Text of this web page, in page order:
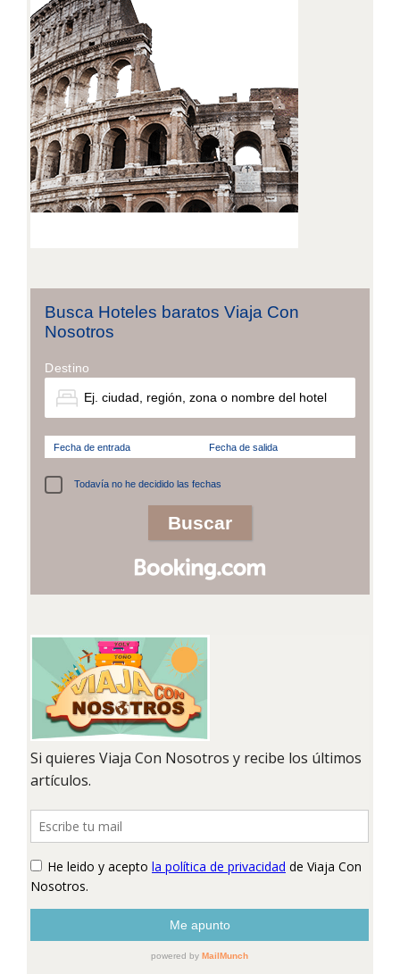
Busca Hoteles baratos Viaja Con
Nosotros
Destino
Fecha de entrada Fecha de salida
Todavía no he decidido las fechas